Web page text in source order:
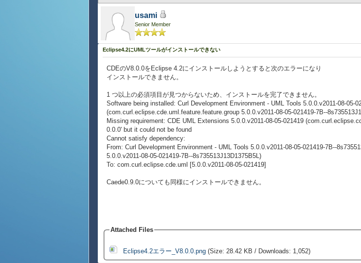
usami
Senior Member
Eclipse4.2にUMLツールがインストールできない
CDEのV8.0.0をEclipse 4.2にインストールしようとすると次のエラーになり
インストールできません。
1 つ以上の必須項目が見つからないため、インストールを完了できません。
Software being installed: Curl Development Environment - UML Tools 5.0.0.v2011-08-05-
(com.curl.eclipse.cde.uml.feature.feature.group 5.0.0.v2011-08-05-021419-7B--
Missing requirement: CDE UML Extensions 5.0.0.v2011-08-05-021419
0.0.0' but it could not be found
Cannot satisfy dependency:
From: Curl Development Environment - UML Tools 5.0.0.v2011-08-05-021419-7B--
5.0.0.v2011-08-05-021419-7B--8s735513J13D1375B5L)
To: com.curl.eclipse.cde.uml [5.0.0.v2011-08-05-021419]
Caede0.9.0についても同様にインストールできません。
Attached Files
Eclipse4.2エラー_V8.0.0.png(Size: 28.42 KB / Downloads: 1,052)